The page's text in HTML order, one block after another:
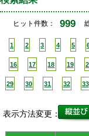
ヒット件数： 999
1 2 3 4 5
16 17 18 19
29 30 31 32 33
表示方法変更：